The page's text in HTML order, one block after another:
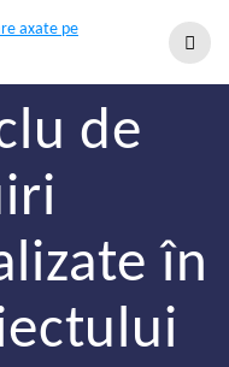
de
în